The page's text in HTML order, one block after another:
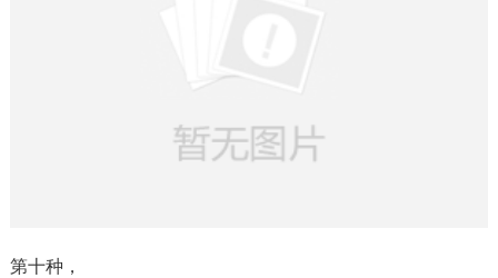
第十种，